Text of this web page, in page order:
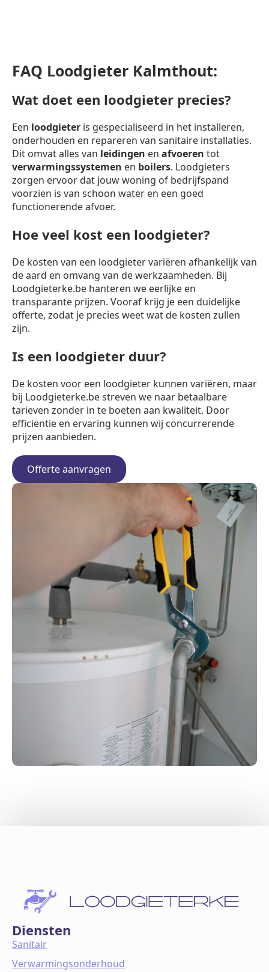
FAQ Loodgieter Kalmthout:
Wat doet een loodgieter precies?
Een loodgieter is gespecialiseerd in het installeren,
onderhouden en repareren van sanitaire installaties.
Dit omvat alles van leidingen en afvoeren tot
verwarmingssystemen en boilers. Loodgieters
zorgen ervoor dat jouw woning of bedrijfspand
voorzien is van schoon water en een goed
functionerende afvoer.
Hoe veel kost een loodgieter?
De kosten van een loodgieter variëren afhankelijk van
de aard en omvang van de werkzaamheden. Bij
Loodgieterke.be hanteren we eerlijke en
transparante prijzen. Vooraf krijg je een duidelijke
offerte, zodat je precies weet wat de kosten zullen
zijn.
Is een loodgieter duur?
De kosten voor een loodgieter kunnen variëren, maar
bij Loodgieterke.be streven we naar betaalbare
tarieven zonder in te boeten aan kwaliteit. Door
efficiëntie en ervaring kunnen wij concurrerende
prijzen aanbieden.
Offerte aanvragen
Diensten
Sanitair
Verwarmingsonderhoud